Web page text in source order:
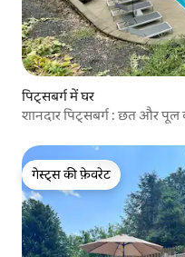
पिट्सबर्ग में घर
शानदार पिट्सबर्ग : छत और पूल
गेस्ट्स की फ़ेवरेट
गेस्ट्स की फ़ेवरेट